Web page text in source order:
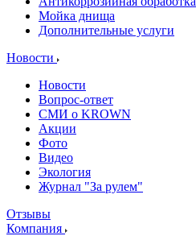
Мойка днища
Дополнительные услуги
Новости
Новости
Вопрос-ответ
СМИ о KROWN
Акции
Фото
Видео
Экология
Журнал "За рулем"
Отзывы
Компания